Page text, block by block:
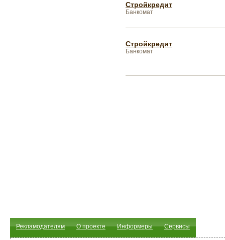
Стройкредит
Банкомат
Стройкредит
Банкомат
Рекламодателям О проекте Информеры Сервисы